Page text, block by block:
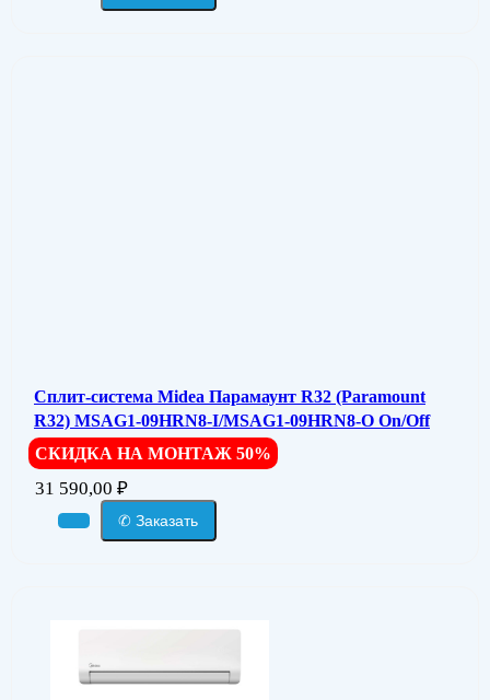
Сплит-система Midea Парамаунт R32 (Paramount
R32) MSAG1-09HRN8-I/MSAG1-09HRN8-O On/Off
СКИДКА НА МОНТАЖ 50%
31 590,00 ₽
✆ Заказать